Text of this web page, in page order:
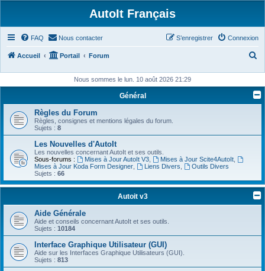
AutoIt Français
FAQ Nous contacter Connexion
S’enregistrer
Accueil Portail Forum
h
r
Nous sommes le lun. 10 août 2026 21:29
Général
Règles du Forum
Règles, consignes et mentions légales du forum.
Sujets : 8
Les Nouvelles d'AutoIt
Les nouvelles concernant AutoIt et ses outils.
Sous-forums :
Mises à Jour AutoIt V3, Mises à Jour Scite4AutoIt,
Mises à Jour Koda Form Designer
Liens Divers
Outils Divers
Sujets : 66
Autoit v3
Aide Générale
Aide et conseils concernant AutoIt et ses outils.
Sujets : 10184
Interface Graphique Utilisateur (GUI)
Aide sur les Interfaces Graphique Utilisateurs (GUI).
Sujets : 813